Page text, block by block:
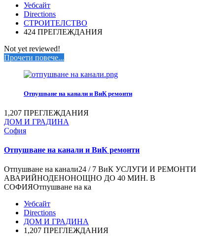
Уебсайт
Directions
СТРОИТЕЛСТВО
424 ПРЕГЛЕЖДАНИЯ
Not yet reviewed!
Прочети повече...
Отпушване на канали и ВиК ремонти
1,207 ПРЕГЛЕЖДАНИЯ
ДОМ И ГРАДИНА
София
Отпушване на канали и ВиК ремонти
Отпушване на канали24 / 7 ВиК УСЛУГИ И РЕМОНТИ
АВАРИЙНОДЕНОНОЩНО ДО 40 МИН. В
СОФИЯОтпушване на ка
Уебсайт
Directions
ДОМ И ГРАДИНА
1,207 ПРЕГЛЕЖДАНИЯ